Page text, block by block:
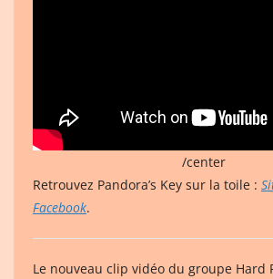
/center
Retrouvez Pandora’s Key sur la toile :
Facebook.
Le nouveau clip vidéo du groupe Hard